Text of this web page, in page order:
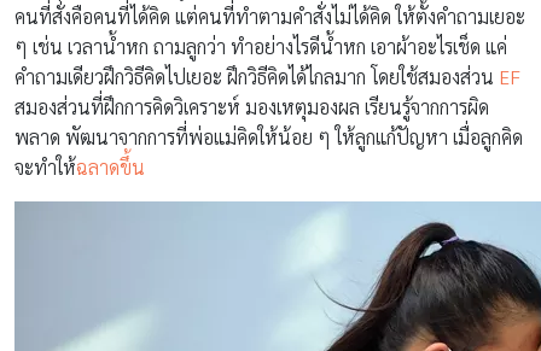
คนที่สั่งคือคนที่ได้คิด แต่คนที่ทำตามคำสั่งไม่ได้คิด ให้ตั้งคำถามเยอะ
ๆ เช่น เวลาน้ำหก ถามลูกว่า ทำอย่างไรดีน้ำหก เอาผ้าอะไรเช็ด แค่
คำถามเดียวฝึกวิธีคิดไปเยอะ ฝึกวิธีคิดได้ไกลมาก โดยใช้สมองส่วน EF
สมองส่วนที่ฝึกการคิดวิเคราะห์ มองเหตุมองผล เรียนรู้จากการผิด
พลาด พัฒนาจากการที่พ่อแม่คิดให้น้อย ๆ ให้ลูกแก้ปัญหา เมื่อลูกคิด
จะทำให้ฉลาดขึ้น